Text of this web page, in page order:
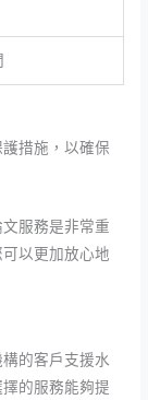
措施，以確保
服務是非常重
以更加放心地
的客戶支援水
的服務能夠提